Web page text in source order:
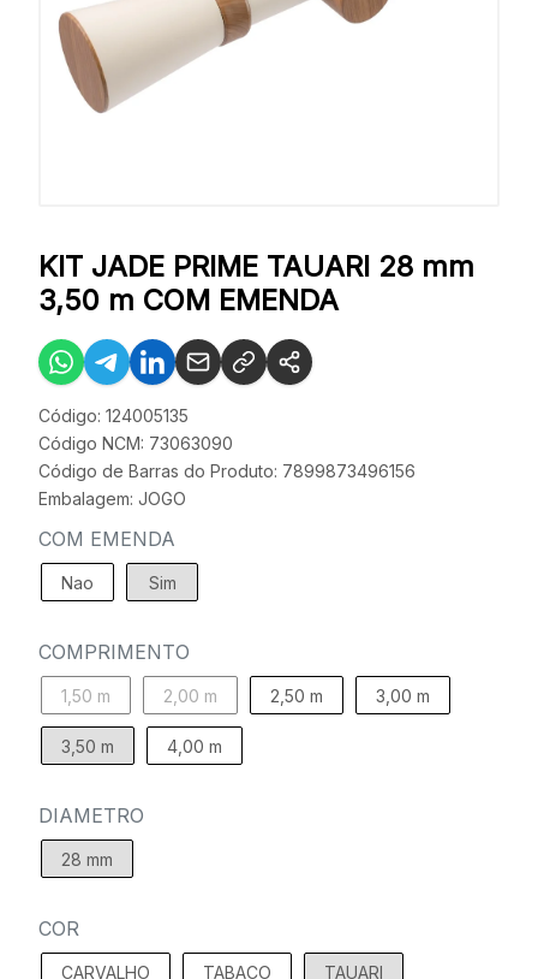
KIT JADE PRIME TAUARI 28 mm
3,50 m COM EMENDA
Código: 124005135
Código NCM: 73063090
Código de Barras do Produto: 7899873496156
Embalagem: JOGO
COM EMENDA
Nao Sim
COMPRIMENTO
1,50 m 2,00 m 2,50 m 3,00 m
3,50 m 4,00 m
DIAMETRO
28 mm
COR
CARVALHO TABACO TAUARI